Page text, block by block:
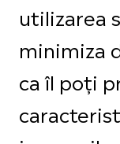
utilizarea
minimiza
ca îl poți